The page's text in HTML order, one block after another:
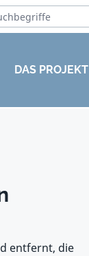
DAS PROJEKT
entfernt, die